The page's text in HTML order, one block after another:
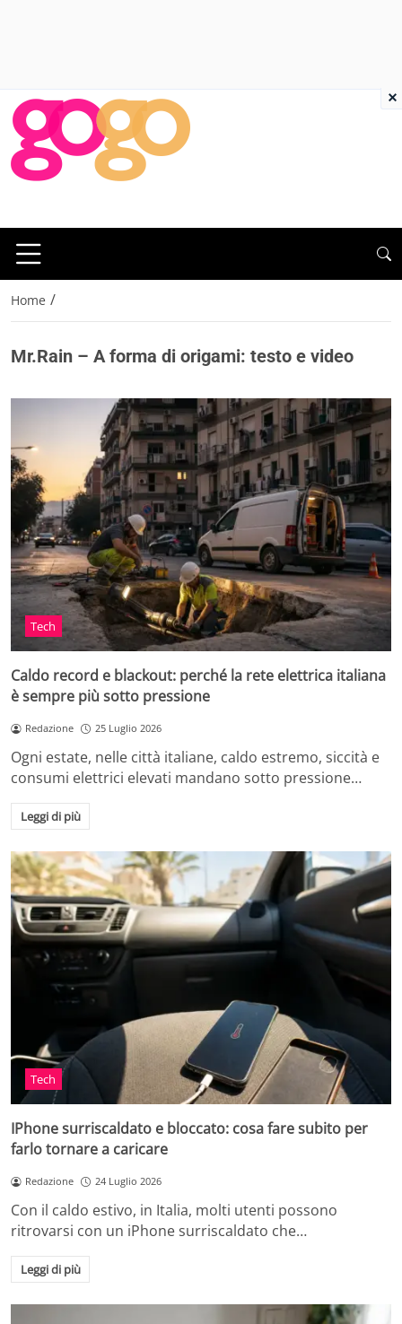
Home /
Mr.Rain – A forma di origami: testo e video
Tech
Caldo record e blackout: perché la rete elettrica italiana
è sempre più sotto pressione
Redazione 25 Luglio 2026
Ogni estate, nelle città italiane, caldo estremo, siccità e
consumi elettrici elevati mandano sotto pressione…
Leggi di più
Tech
IPhone surriscaldato e bloccato: cosa fare subito per
farlo tornare a caricare
Redazione 24 Luglio 2026
Con il caldo estivo, in Italia, molti utenti possono
ritrovarsi con un iPhone surriscaldato che…
Leggi di più
×